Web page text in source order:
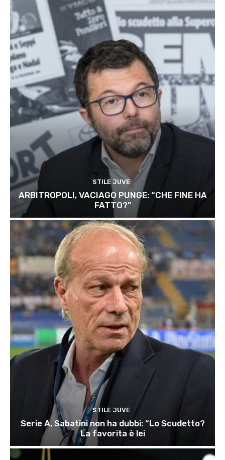
STILE JUVE
ARBITROPOLI, VACIAGO PUNGE: “CHE FINE HA
FATTO?”
STILE JUVE
Serie A, Sabatini non ha dubbi: “Lo Scudetto?
La favorita è lei